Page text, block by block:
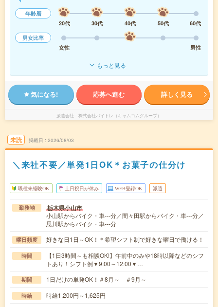
年齢層
20代
30代 40代 50代
60代
男女比率
女性
男性
もっと見る
気になる! 応募へ進む 詳しく見る
派遣会社 株式会社バイトレ（キャムコムグループ）
未読 掲載日 2026/08/03
＼来社不要／単発1日OK＊お菓子の仕分け
職種未経験OK 土日祝日が休み WEB登録OK 派遣
勤務地 栃木県小山市
小山駅からバイク・車---分／間々田駅からバイク・車---分／
思川駅からバイク・車---分
曜日頻度 好きな日1日～OK！＊希望シフト制で好きな曜日で働ける！
時間
【1日3時間～も相談OK!】午前中のみや18時以降などのシフ
トあり！シフト例▼9:00～12:00▼…
期間 1日だけの単発OK！＃8月～ ＃9月～
時給 時給1,200円～1,625円